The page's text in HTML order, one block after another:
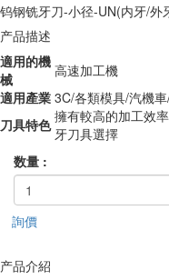
钨钢铣牙刀-小径-UN(内牙/外
产品描述
適用的機
械
高速加工機
適用產業 3C/各類模具/汽機
刀具特色 擁有較高的加工效
牙刀具選擇
数量 :
詢價
产品介紹